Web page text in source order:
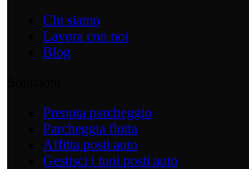
Chi siamo
Lavora con noi
Blog
Prenota parcheggio
Parcheggia flotta
Affitta posti auto
Gestisci i tuoi posti auto